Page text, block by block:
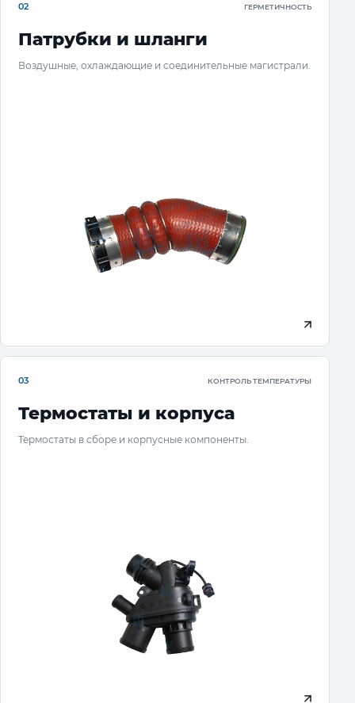
02 ГЕРМЕТИЧНОСТЬ
Патрубки и шланги
Воздушные, охлаждающие и соединительные магистрали.
03 КОНТРОЛЬ ТЕМПЕРАТУРЫ
Термостаты и корпуса
Термостаты в сборе и корпусные компоненты.